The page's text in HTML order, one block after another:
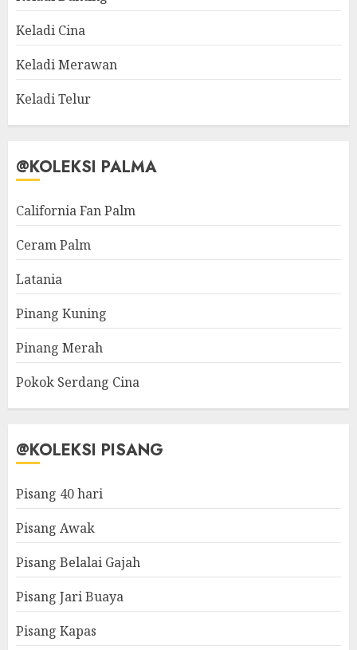
Keladi Cina
Keladi Merawan
Keladi Telur
@KOLEKSI PALMA
California Fan Palm
Ceram Palm
Latania
Pinang Kuning
Pinang Merah
Pokok Serdang Cina
@KOLEKSI PISANG
Pisang 40 hari
Pisang Awak
Pisang Belalai Gajah
Pisang Jari Buaya
Pisang Kapas